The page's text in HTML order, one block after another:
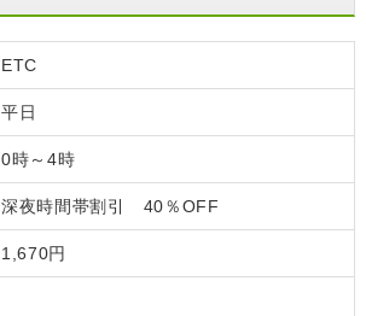
ETC
平日
0時～4時
深夜時間帯割引 40％OFF
1,670円